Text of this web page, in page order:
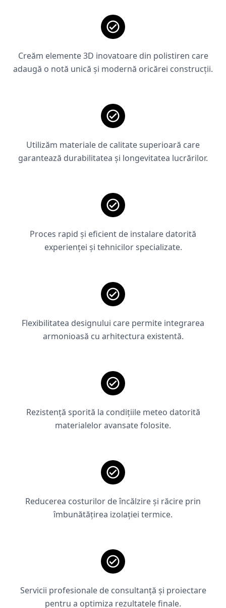
Creăm elemente 3D inovatoare din polistiren care
adaugă o notă unică și modernă oricărei construcții.
Utilizăm materiale de calitate superioară care
garantează durabilitatea și longevitatea lucrărilor.
Proces rapid și eficient de instalare datorită
experienței și tehnicilor specializate.
Flexibilitatea designului care permite integrarea
armonioasă cu arhitectura existentă.
Rezistență sporită la condițiile meteo datorită
materialelor avansate folosite.
Reducerea costurilor de încălzire și răcire prin
îmbunătățirea izolației termice.
Servicii profesionale de consultanță și proiectare
pentru a optimiza rezultatele finale.